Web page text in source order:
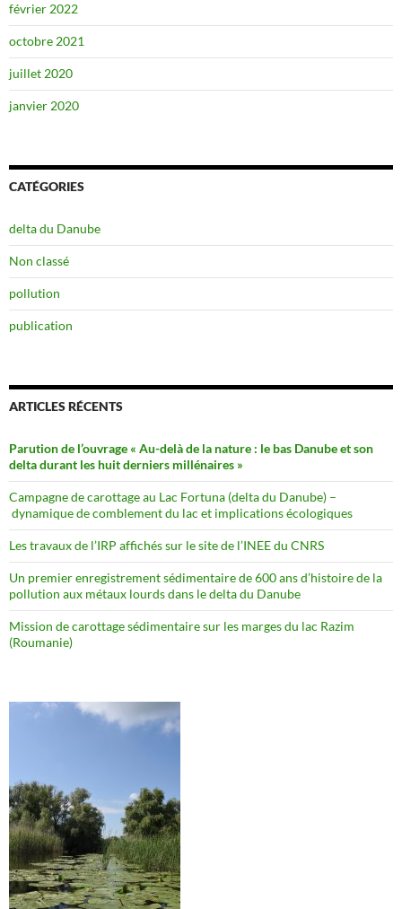
février 2022
octobre 2021
juillet 2020
janvier 2020
CATÉGORIES
delta du Danube
Non classé
pollution
publication
ARTICLES RÉCENTS
Parution de l’ouvrage « Au-delà de la nature : le bas Danube et son
delta durant les huit derniers millénaires »
Campagne de carottage au Lac Fortuna (delta du Danube) –
dynamique de comblement du lac et implications écologiques
Les travaux de l’IRP affichés sur le site de l’INEE du CNRS
Un premier enregistrement sédimentaire de 600 ans d’histoire de la
pollution aux métaux lourds dans le delta du Danube
Mission de carottage sédimentaire sur les marges du lac Razim
(Roumanie)